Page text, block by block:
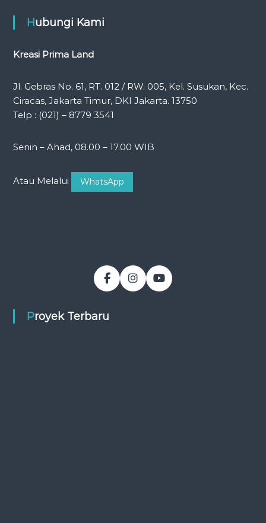
Hubungi Kami
Kreasi Prima Land
Jl. Gebras No. 61, RT. 012 / RW. 005, Kel. Susukan, Kec.
Ciracas, Jakarta Timur, DKI Jakarta. 13750
Telp : (021) – 8779 3541
Senin – Ahad, 08.00 – 17.00 WIB
Atau Melalui WhatsApp
Proyek Terbaru